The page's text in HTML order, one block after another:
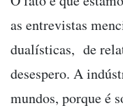
as entrevistas
dualísticas, de
desespero. A
mundos, porque é